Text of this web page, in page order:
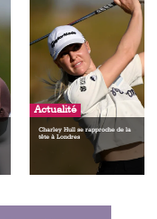
Actualité
Charley Hull se rapproche de la
tête à Londres